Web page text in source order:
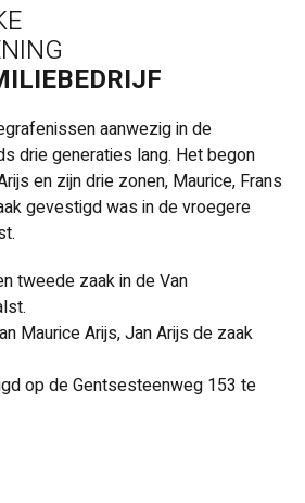
aanwezig in de
drie generaties lang. Het begon
en zijn drie zonen, Maurice, Frans
gevestigd was in de vroegere
tweede zaak in de Van
Maurice Arijs, Jan Arijs de zaak
op de Gentsesteenweg 153 te